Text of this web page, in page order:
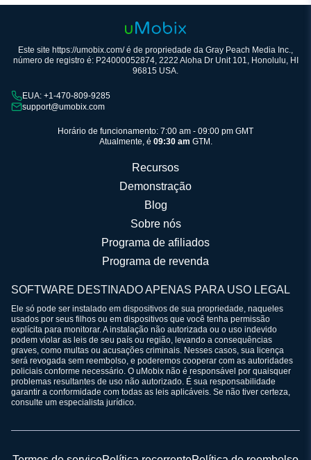
Este site https://umobix.com/ é de propriedade da Gray Peach Media Inc.,
número de registro é: P24000052874, 2222 Aloha Dr Unit 101, Honolulu, HI
96815 USA.
EUA: +1-470-809-9285
support@umobix.com
Horário de funcionamento: 7:00 am - 09:00 pm GMT
Atualmente, é 09:30 am GTM.
Recursos
Demonstração
Blog
Sobre nós
Programa de afiliados
Programa de revenda
SOFTWARE DESTINADO APENAS PARA USO LEGAL
Ele só pode ser instalado em dispositivos de sua propriedade, naqueles
usados por seus filhos ou em dispositivos que você tenha permissão
explícita para monitorar. A instalação não autorizada ou o uso indevido
podem violar as leis de seu país ou região, levando a consequências
graves, como multas ou acusações criminais. Nesses casos, sua licença
será revogada sem reembolso, e poderemos cooperar com as autoridades
policiais conforme necessário. O uMobix não é responsável por quaisquer
problemas resultantes de uso não autorizado. É sua responsabilidade
garantir a conformidade com todas as leis aplicáveis. Se não tiver certeza,
consulte um especialista jurídico.